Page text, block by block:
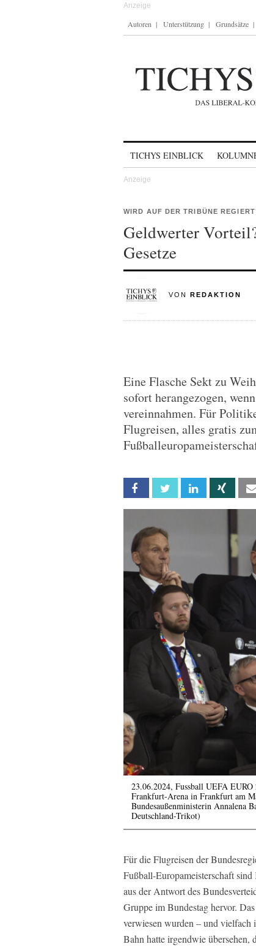
Autoren Unterstützung Grundsätze
TICHYS EINBLICK
WIRD AUF DER TRIBÜNE
Geldwerter
Gesetze
VON REDAKTION
Eine Flasche Sekt zu
sofort herangezogen,
vereinnahmen. Für
Flugreisen, alles gratis
Facebook Twitter Linkedin Xing
23.06.2024, Fussball UEFA
Frankfurt-Arena in Frankfurt am
Bundesaußenministerin Annalena
Deutschland-Trikot)
Für die Flugreisen der
Fußball-Europameisterschaft
aus der Antwort des
Gruppe im Bundestag hervor.
verwiesen wurden – und vielfach
Bahn hatte irgendwie übersehen,